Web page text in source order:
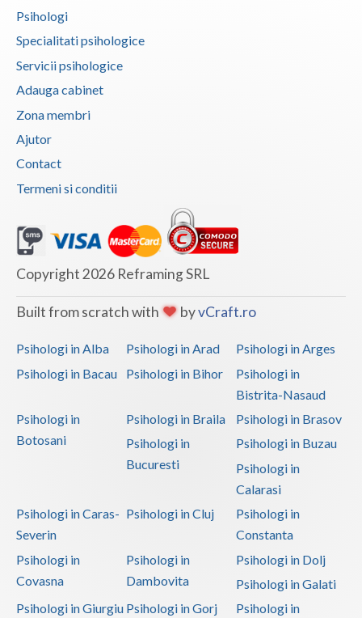
Psihologi
Specialitati psihologice
Servicii psihologice
Adauga cabinet
Zona membri
Ajutor
Contact
Termeni si conditii
Copyright 2026 Reframing SRL
Built from scratch with byvCraft.ro
Psihologi in Alba Psihologi in Arad
Psihologi in Arges
Psihologi in Bacau
Psihologi in Bihor
Psihologi in
Bistrita-Nasaud
Psihologi in
Botosani
Psihologi in Braila
Psihologi in Brasov
Psihologi in
Bucuresti
Psihologi in Buzau
Psihologi in
Calarasi
Psihologi in Caras-
Severin
Psihologi in Cluj
Psihologi in
Constanta
Psihologi in
Covasna
Psihologi in
Dambovita
Psihologi in Dolj
Psihologi in Galati
Psihologi in Giurgiu Psihologi in Gorj Psihologi in